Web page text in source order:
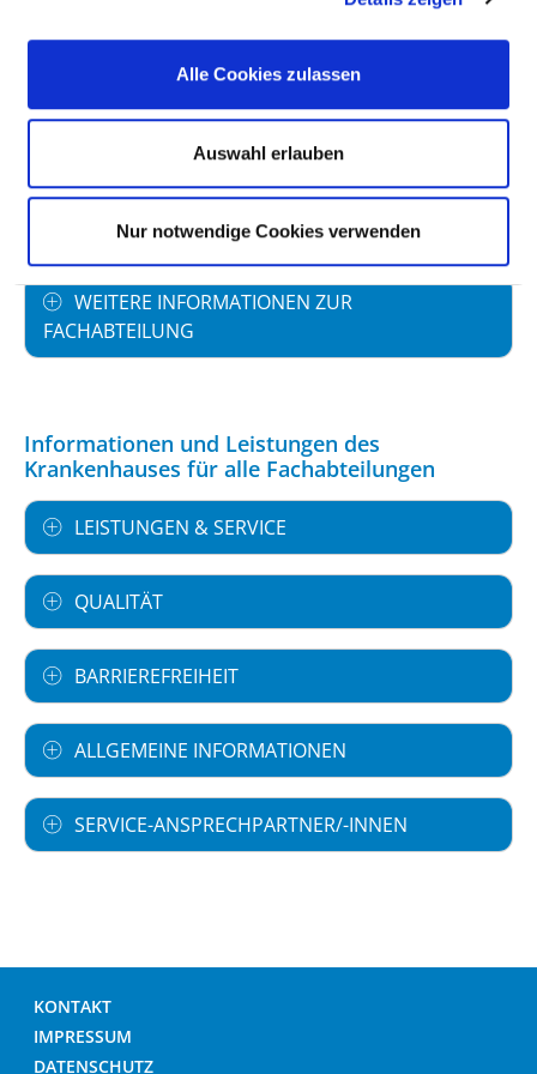
Alle Cookies zulassen
Auswahl erlauben
Nur notwendige Cookies verwenden
FACHEXPERTISE UND WEITERBILDUNG
MEDIZINISCHES LEISTUNGSANGEBOT MIT
FALLZAHLEN
WEITERE INFORMATIONEN ZUR
FACHABTEILUNG
Informationen und Leistungen des
Krankenhauses für alle Fachabteilungen
LEISTUNGEN & SERVICE
QUALITÄT
BARRIEREFREIHEIT
ALLGEMEINE INFORMATIONEN
SERVICE-ANSPRECHPARTNER/-INNEN
KONTAKT
IMPRESSUM
DATENSCHUTZ